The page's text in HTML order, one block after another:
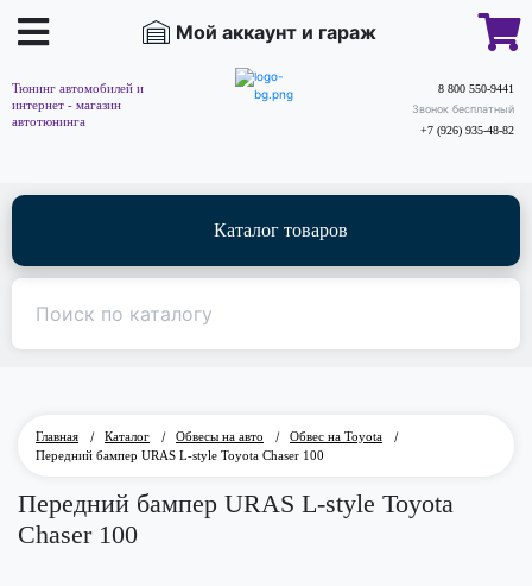
Мой аккаунт и гараж
Тюнинг автомобилей и
интернет - магазин
автотюнинга
8 800 550-9441
Звонок бесплатный
+7 (926) 935-48-82
Каталог товаров
Главная / Каталог / Обвесы на авто / Обвес на Toyota
/
Передний бампер URAS L-style Toyota Chaser 100
Передний бампер URAS L-style Toyota
Chaser 100